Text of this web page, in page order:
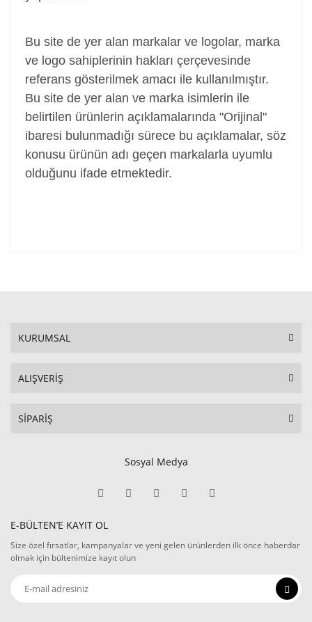
Bu site de yer alan markalar ve logolar, marka
ve logo sahiplerinin hakları çerçevesinde
referans gösterilmek amacı ile kullanılmıştır.
Bu site de yer alan ve marka isimlerin ile
belirtilen ürünlerin açıklamalarında "Orijinal"
ibaresi bulunmadığı sürece bu açıklamalar, söz
konusu ürünün adı geçen markalarla uyumlu
olduğunu ifade etmektedir.
KURUMSAL
ALIŞVERİŞ
SİPARİŞ
Sosyal Medya
E-BÜLTEN’E KAYIT OL
Size özel fırsatlar, kampanyalar ve yeni gelen ürünlerden ilk önce haberdar
olmak için bültenimize kayıt olun